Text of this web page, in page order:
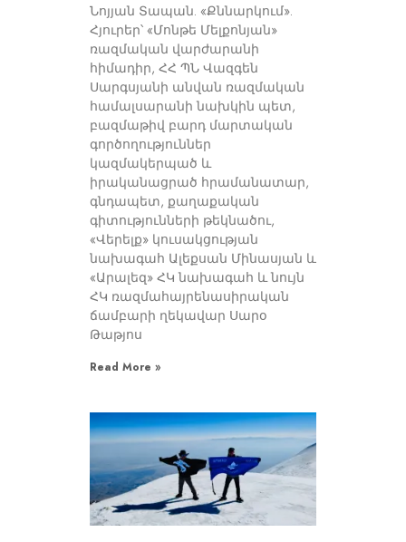
Նոյյան Տապան. «Քննարկում».
Հյուրեր՝ «Մոնթե Մելքոնյան»
ռազմական վարժարանի
հիմադիր, ՀՀ ՊՆ Վազգեն
Սարգսյանի անվան ռազմական
համալսարանի նախկին պետ,
բազմաթիվ բարդ մարտական
գործողություններ
կազմակերպած և
իրականացրած հրամանատար,
գնդապետ, քաղաքական
գիտությունների թեկնածու,
«Վերելք» կուսակցության
նախագահ Ալեքսան Մինասյան և
«Արալեզ» ՀԿ նախագահ և նույն
ՀԿ ռազմահայրենասիրական
ճամբարի ղեկավար Սարօ
Թաթյոս
Read More »